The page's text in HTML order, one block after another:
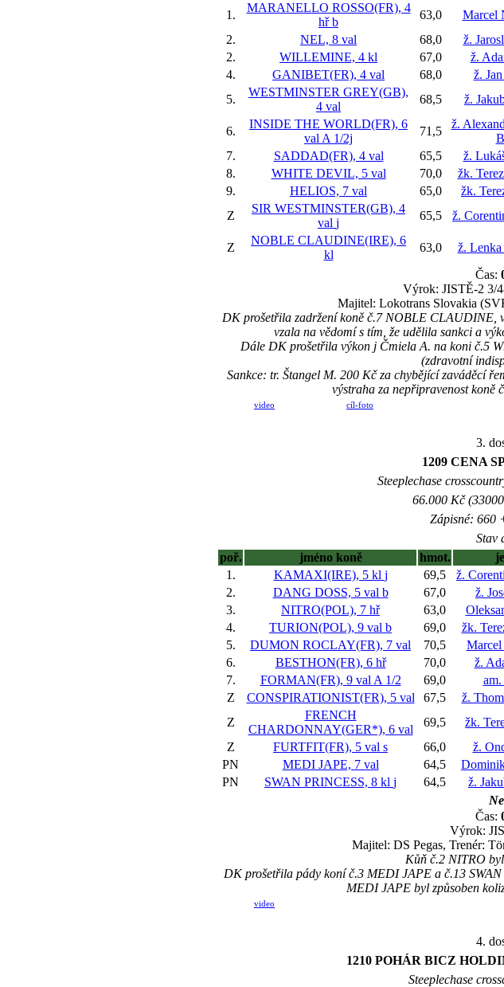
1.
MARANELLO ROSSO(FR), 4
hřb
63,0 Marcel
2.
NEL, 8 val 68,0 ž.
2.
WILLEMINE, 4 kl 67,0 ž.
4.
GANIBET(FR), 4 val 68,0 ž.
5.
WESTMINSTER GREY(GB),
4 val
68,5 ž.
6.
INSIDE THE WORLD(FR), 6
val A 1/2j
71,5
ž.
7.
SADDAD(FR), 4 val 65,5 ž.
8.
WHITE DEVIL, 5 val 70,0 žk.
9.
HELIOS, 7 val 65,0 žk.
Z
SIR WESTMINSTER(GB), 4
val j
65,5 ž.
Z
NOBLE CLAUDINE(IRE), 6
kl
63,0 ž. Lenka
Čas:
Výrok: JISTĚ-2 3/
Majitel: Lokotrans Slovakia
DK prošetřila zadržení koně č.7 NOBLE CLAUDINE,
vzala na vědomí s tím, že udělila sankci a
Dále DK prošetřila výkon j Čmiela A. na koni č.5
(zdravotní
Sankce: tr. Štangel M. 200 Kč za chybějící zaváděcí
výstraha za nepřipravenost
video cíl-foto
3.
1209 CENA
Steeplechase
66.000 Kč
Zápisné: 660
Stav
poř.
jméno koně hmot.
1.
KAMAXI(IRE), 5 kl j 69,5 ž.
2.
DANG DOSS, 5 val b 67,0 ž.
3.
NITRO(POL), 7 hř 63,0
4.
TURION(POL), 9 val b 69,0 žk.
5.
DUMON ROCLAY(FR), 7 val 70,5
6.
BESTHON(FR), 6 hř 70,0 ž.
7.
FORMAN(FR), 9 val A 1/2 69,0
Z
CONSPIRATIONIST(FR), 5 val 67,5 ž.
Z
FRENCH
CHARDONNAY(GER*), 6 val
69,5 žk.
Z
FURTFIT(FR), 5 val s 66,0 ž.
PN
MEDI JAPE, 7 val 64,5
PN
SWAN PRINCESS, 8 kl j 64,5 ž.
Čas:
Výrok:
Majitel: DS Pegas, Trenér:
Kůň č.2 NITRO
DK prošetřila pády koní č.3 MEDI JAPE a č.13
MEDI JAPE byl způsoben
video
4.
1210 POHÁR BICZ
Steeplechase